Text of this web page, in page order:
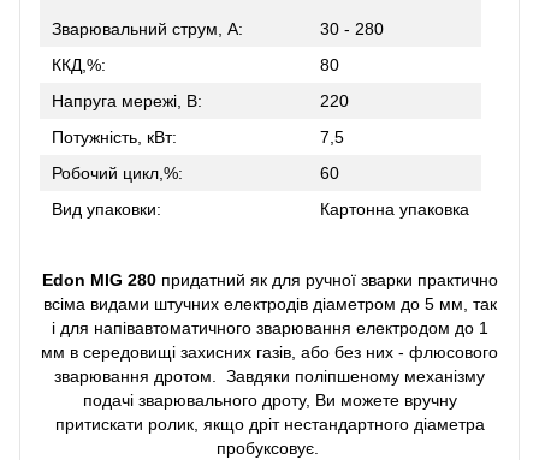
Зварювальний струм, А:
30 - 280
ККД,%:
80
Напруга мережі, В:
220
Потужність, кВт:
7,5
Робочий цикл,%:
60
Вид упаковки:
Картонна упаковка
Edon MIG 280придатний як для ручної зварки практично
всіма видами штучних електродів діаметром до 5 мм, так
і для напівавтоматичного зварювання електродом до 1
мм в середовищі захисних газів, або без них - флюсового
зварювання дротом. Завдяки поліпшеному механізму
подачі зварювального дроту, Ви можете вручну
притискати ролик, якщо дріт нестандартного діаметра
пробуксовує.